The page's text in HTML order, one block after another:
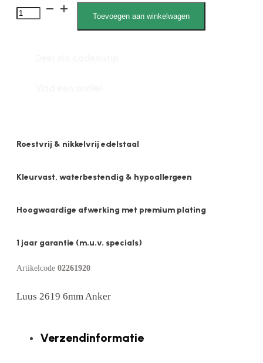
Luus
Toevoegen aan winkelwagen
Roestvrij & nikkelvrij edelstaal
Kleurvast, waterbestendig & hypoallergeen
Hoogwaardige afwerking met premium plating
1 jaar garantie (m.u.v. specials)
Artikelcode 02261920
Luus 2619 6mm Anker
Verzendinformatie